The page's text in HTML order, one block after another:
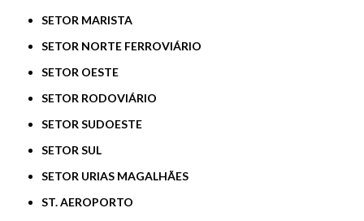
SETOR MARISTA
SETOR NORTE FERROVIÁRIO
SETOR OESTE
SETOR RODOVIÁRIO
SETOR SUDOESTE
SETOR SUL
SETOR URIAS MAGALHÃES
ST. AEROPORTO